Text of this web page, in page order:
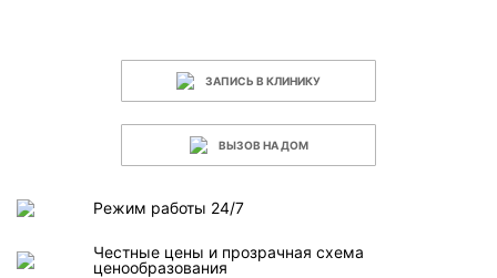
ЗАПИСЬ В КЛИНИКУ
ВЫЗОВ НА ДОМ
Режим работы 24/7
Честные цены и прозрачная схема
ценообразования